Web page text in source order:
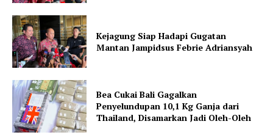
Kejagung Siap Hadapi Gugatan
Mantan Jampidsus Febrie Adriansyah
Bea Cukai Bali Gagalkan
Penyelundupan 10,1 Kg Ganja dari
Thailand, Disamarkan Jadi Oleh-Oleh